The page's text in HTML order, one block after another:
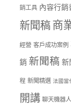
銷工具 內容行銷
新聞稿 商
經營 客戶成功案例
銷 新聞稿 新
程 新聞精選 法國當
開講 聊天機器人